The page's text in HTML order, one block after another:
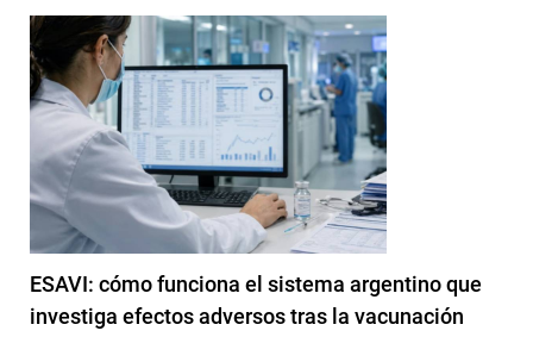
ESAVI: cómo funciona el sistema argentino que
investiga efectos adversos tras la vacunación